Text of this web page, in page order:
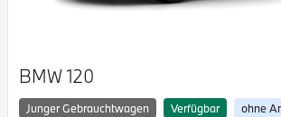
BMW 120
Junger Gebrauchtwagen Verfügbar ohne